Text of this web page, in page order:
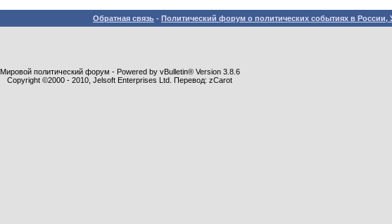
Обратная связь - Политический форум о политических событиях в
Мировой политический форум - Powered by vBulletin® Version 3.8.6
Copyright ©2000 - 2010, Jelsoft Enterprises Ltd. Перевод: zCarot